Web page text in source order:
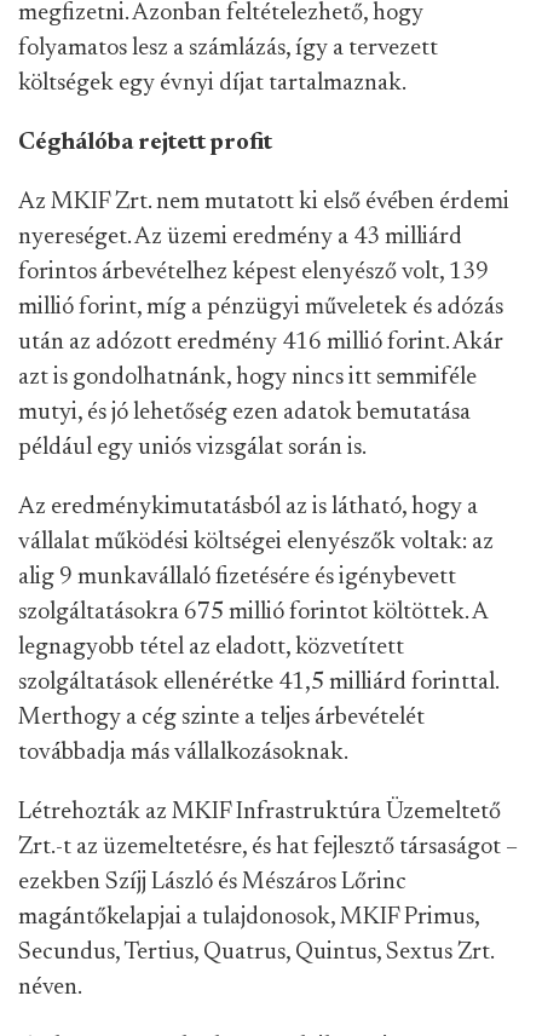
megfizetni. Azonban feltételezhető, hogy
folyamatos lesz a számlázás, így a tervezett
költségek egy évnyi díjat tartalmaznak.
Céghálóba rejtett profit
Az MKIF Zrt. nem mutatott ki első évében érdemi
nyereséget. Az üzemi eredmény a 43 milliárd
forintos árbevételhez képest elenyésző volt, 139
millió forint, míg a pénzügyi műveletek és adózás
után az adózott eredmény 416 millió forint. Akár
azt is gondolhatnánk, hogy nincs itt semmiféle
mutyi, és jó lehetőség ezen adatok bemutatása
például egy uniós vizsgálat során is.
Az eredménykimutatásból az is látható, hogy a
vállalat működési költségei elenyészők voltak: az
alig 9 munkavállaló fizetésére és igénybevett
szolgáltatásokra 675 millió forintot költöttek. A
legnagyobb tétel az eladott, közvetített
szolgáltatások ellenérétke 41,5 milliárd forinttal.
Merthogy a cég szinte a teljes árbevételét
továbbadja más vállalkozásoknak.
Létrehozták az MKIF Infrastruktúra Üzemeltető
Zrt.-t az üzemeltetésre, és hat fejlesztő társaságot –
ezekben Szíjj László és Mészáros Lőrinc
magántőkelapjai a tulajdonosok, MKIF Primus,
Secundus, Tertius, Quatrus, Quintus, Sextus Zrt.
néven.